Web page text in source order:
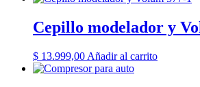
Cepillo modelador y
$ 13.999,00 Añadir al carrito